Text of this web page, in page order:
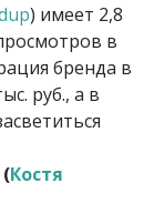
) имеет 2,8
в
бренда в
руб., а в
Костя